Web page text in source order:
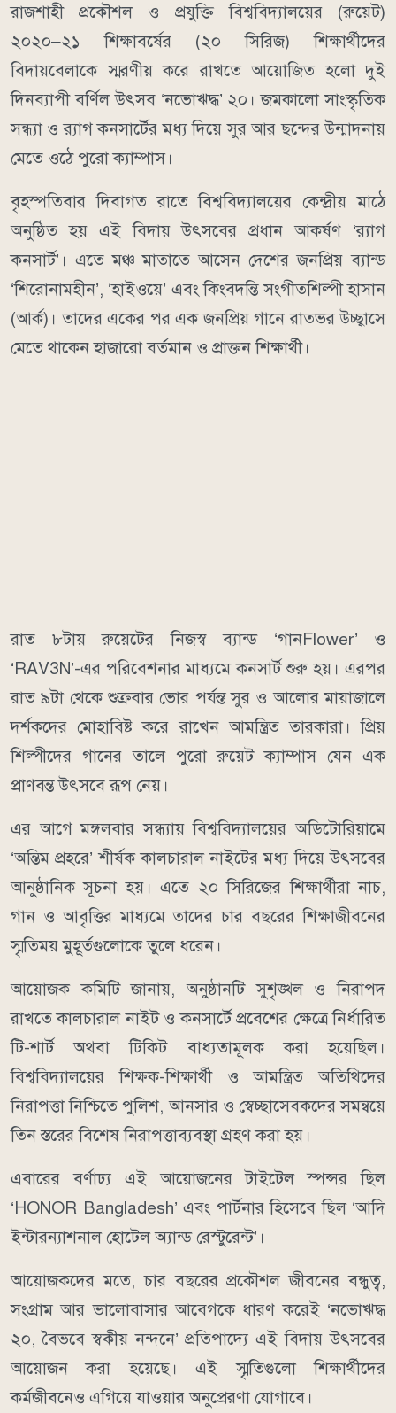
রাজশাহী প্রকৌশল ও প্রযুক্তি বিশ্ববিদ্যালয়ের (রুয়েট)
২০২০–২১ শিক্ষাবর্ষের (২০ সিরিজ) শিক্ষার্থীদের
বিদায়বেলাকে স্মরণীয় করে রাখতে আয়োজিত হলো দুই
দিনব্যাপী বর্ণিল উৎসব ‘নভোঋদ্ধ’ ২০। জমকালো সাংস্কৃতিক
সন্ধ্যা ও র‍্যাগ কনসার্টের মধ্য দিয়ে সুর আর ছন্দের উন্মাদনায়
মেতে ওঠে পুরো ক্যাম্পাস।
বৃহস্পতিবার দিবাগত রাতে বিশ্ববিদ্যালয়ের কেন্দ্রীয় মাঠে
অনুষ্ঠিত হয় এই বিদায় উৎসবের প্রধান আকর্ষণ ‘র‍্যাগ
কনসার্ট’। এতে মঞ্চ মাতাতে আসেন দেশের জনপ্রিয় ব্যান্ড
‘শিরোনামহীন’, ‘হাইওয়ে’ এবং কিংবদন্তি সংগীতশিল্পী হাসান
(আর্ক)। তাদের একের পর এক জনপ্রিয় গানে রাতভর উচ্ছ্বাসে
মেতে থাকেন হাজারো বর্তমান ও প্রাক্তন শিক্ষার্থী।
রাত ৮টায় রুয়েটের নিজস্ব ব্যান্ড ‘গানFlower’ ও
‘RAV3N’-এর পরিবেশনার মাধ্যমে কনসার্ট শুরু হয়। এরপর
রাত ৯টা থেকে শুক্রবার ভোর পর্যন্ত সুর ও আলোর মায়াজালে
দর্শকদের মোহাবিষ্ট করে রাখেন আমন্ত্রিত তারকারা। প্রিয়
শিল্পীদের গানের তালে পুরো রুয়েট ক্যাম্পাস যেন এক
প্রাণবন্ত উৎসবে রূপ নেয়।
এর আগে মঙ্গলবার সন্ধ্যায় বিশ্ববিদ্যালয়ের অডিটোরিয়ামে
‘অন্তিম প্রহরে’ শীর্ষক কালচারাল নাইটের মধ্য দিয়ে উৎসবের
আনুষ্ঠানিক সূচনা হয়। এতে ২০ সিরিজের শিক্ষার্থীরা নাচ,
গান ও আবৃত্তির মাধ্যমে তাদের চার বছরের শিক্ষাজীবনের
স্মৃতিময় মুহূর্তগুলোকে তুলে ধরেন।
আয়োজক কমিটি জানায়, অনুষ্ঠানটি সুশৃঙ্খল ও নিরাপদ
রাখতে কালচারাল নাইট ও কনসার্টে প্রবেশের ক্ষেত্রে নির্ধারিত
টি-শার্ট অথবা টিকিট বাধ্যতামূলক করা হয়েছিল।
বিশ্ববিদ্যালয়ের শিক্ষক-শিক্ষার্থী ও আমন্ত্রিত অতিথিদের
নিরাপত্তা নিশ্চিতে পুলিশ, আনসার ও স্বেচ্ছাসেবকদের সমন্বয়ে
তিন স্তরের বিশেষ নিরাপত্তাব্যবস্থা গ্রহণ করা হয়।
এবারের বর্ণাঢ্য এই আয়োজনের টাইটেল স্পন্সর ছিল
‘HONOR Bangladesh’ এবং পার্টনার হিসেবে ছিল ‘আদি
ইন্টারন্যাশনাল হোটেল অ্যান্ড রেস্টুরেন্ট’।
আয়োজকদের মতে, চার বছরের প্রকৌশল জীবনের বন্ধুত্ব,
সংগ্রাম আর ভালোবাসার আবেগকে ধারণ করেই ‘নভোঋদ্ধ
২০, বৈভবে স্বকীয় নন্দনে’ প্রতিপাদ্যে এই বিদায় উৎসবের
আয়োজন করা হয়েছে। এই স্মৃতিগুলো শিক্ষার্থীদের
কর্মজীবনেও এগিয়ে যাওয়ার অনুপ্রেরণা যোগাবে।